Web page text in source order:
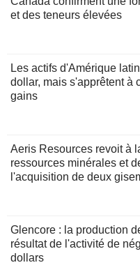
et des teneurs élevées
Les actifs d'Amérique
dollar, mais s'apprêtent à
gains
Aeris Resources revoit à
ressources minérales et
l'acquisition de deux
Glencore : la production
résultat de l'activité de
dollars